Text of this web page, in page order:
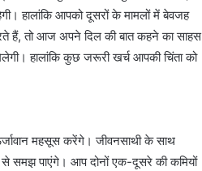
हालांकि आपको दूसरों के मामलों में बेवजह
हैं, तो आज अपने दिल की बात कहने का साहस
हालांकि कुछ जरूरी खर्च आपकी चिंता को
महसूस करेंगे। जीवनसाथी के साथ
समझ पाएंगे। आप दोनों एक-दूसरे की कमियों